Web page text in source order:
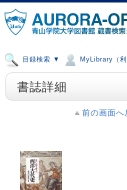
目録検索 ▼ MyLibrary（
書誌詳細
前の画面へ